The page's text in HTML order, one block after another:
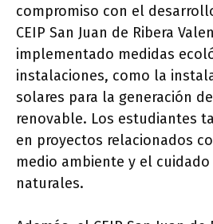
compromiso con el
CEIP San Juan de Ribera
implementado medidas
instalaciones, como la
solares para la generación
renovable. Los estudiantes
en proyectos relacionados
medio ambiente y el
naturales.